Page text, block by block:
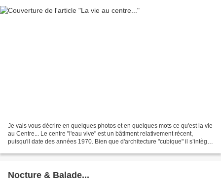
Je vais vous décrire en quelques photos et en quelques mots ce qu'est la vie
au Centre... Le centre "l'eau vive" est un bâtiment relativement récent,
puisqu'il date des années 1970. Bien que d'architecture "cubique" il s’intègre
Nocture & Balade...